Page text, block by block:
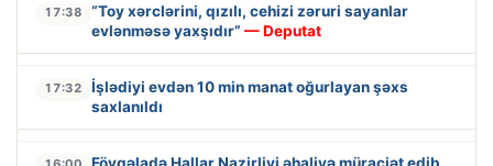
17:38
“Toy xərclərini, qızılı, cehizi zəruri sayanlar
evlənməsə yaxşıdır” — Deputat
17:32
İşlədiyi evdən 10 min manat oğurlayan şəxs
saxlanıldı
Fövqəladə Hallar Nazirliyi əhaliyə müraciət edib